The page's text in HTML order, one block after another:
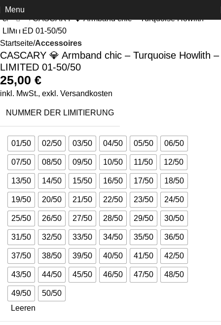
Menu
Click to enlarge
Startseite Accessoires
CASCARY 💎 Armband chic – Turquoise Howlith –
LIMITED 01-50/50
25,00 €
inkl. MwSt., exkl. Versandkosten
NUMMER DER LIMITIERUNG
01/50 02/50 03/50 04/50 05/50 06/50
07/50 08/50 09/50 10/50 11/50 12/50
13/50 14/50 15/50 16/50 17/50 18/50
19/50 20/50 21/50 22/50 23/50 24/50
25/50 26/50 27/50 28/50 29/50 30/50
31/50 32/50 33/50 34/50 35/50 36/50
37/50 38/50 39/50 40/50 41/50 42/50
43/50 44/50 45/50 46/50 47/50 48/50
49/50
50/50
Leeren